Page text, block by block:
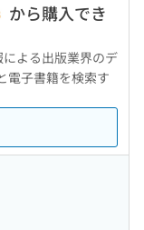
から購入でき
による出版業界のデ
電子書籍を検索す